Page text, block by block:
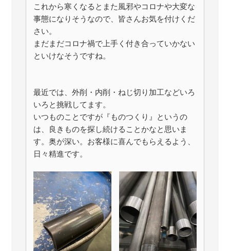
これから寒くなるとまた風邪やコロナや大変な
事態になりそうなので、皆さんお気を付けくだ
さい。
まだまだコロナ禍で上手く付き合っていかない
といけなそうですね。
最近では、外削・内削・ねじ切り加工などいろ
いろと挑戦してます。
いつものことですが『ものつくり』というの
は、良きものを探し続けることかなと思いま
す。奥が深い。お客様に喜んでもらえるよう、
日々精進です。